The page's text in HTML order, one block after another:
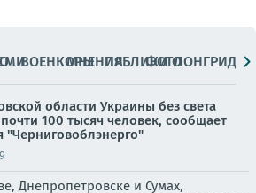
ВОЕНКОРЫМНЕНИЯПАБЛИКИ
ФОТОЛОНГРИДЫ
области Украины без света
100 тысяч человек, сообщает
"Черниговоблэнерго"
Днепропетровске и Сумах,